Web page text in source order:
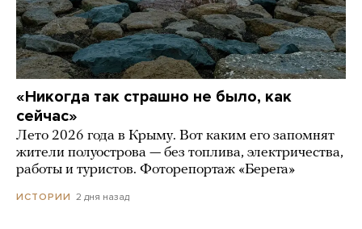
«Никогда так страшно не было, как
сейчас»
Лето 2026 года в Крыму. Вот каким его запомнят
жители полуострова — без топлива, электричества,
работы и туристов. Фоторепортаж «Берега»
ИСТОРИИ 2 дня назад